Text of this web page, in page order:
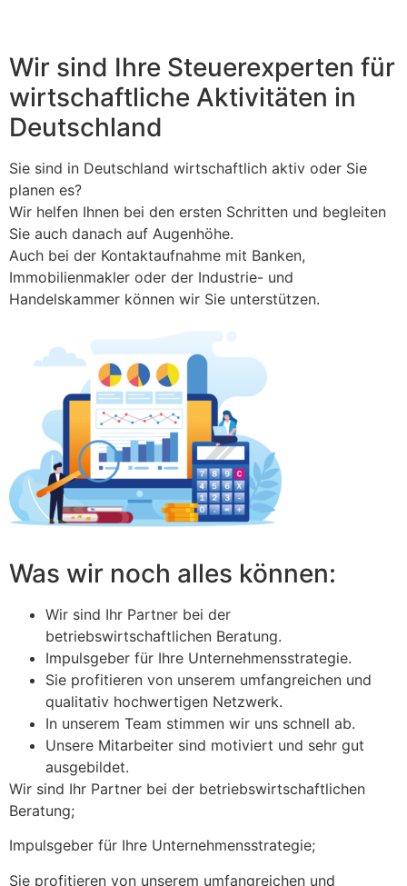
Wir sind Ihre Steuerexperten für
wirtschaftliche Aktivitäten in
Deutschland
Sie sind in Deutschland wirtschaftlich aktiv oder Sie
planen es?
Wir helfen Ihnen bei den ersten Schritten und begleiten
Sie auch danach auf Augenhöhe.
Auch bei der Kontaktaufnahme mit Banken,
Immobilienmakler oder der Industrie- und
Handelskammer können wir Sie unterstützen.
Was wir noch alles können:
Wir sind Ihr Partner bei der
betriebswirtschaftlichen Beratung.
Impulsgeber für Ihre Unternehmensstrategie.
Sie profitieren von unserem umfangreichen und
qualitativ hochwertigen Netzwerk.
In unserem Team stimmen wir uns schnell ab.
Unsere Mitarbeiter sind motiviert und sehr gut
ausgebildet.
Wir sind Ihr Partner bei der betriebswirtschaftlichen
Beratung;
Impulsgeber für Ihre Unternehmensstrategie;
Sie profitieren von unserem umfangreichen und